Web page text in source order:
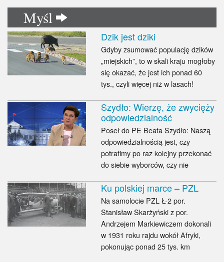
Myśl
Dzik jest dziki
Gdyby zsumować populację dzików
„miejskich”, to w skali kraju mogłoby
się okazać, że jest ich ponad 60
tys., czyli więcej niż w lasach!
Szydło: Wierzę, że zwycięży
odpowiedzialność
Poseł do PE Beata Szydło: Naszą
odpowiedzialnością jest, czy
potrafimy po raz kolejny przekonać
do siebie wyborców, czy nie
Ku polskiej marce – PZL
Na samolocie PZL Ł-2 por.
Stanisław Skarżyński z por.
Andrzejem Markiewiczem dokonali
w 1931 roku rajdu wokół Afryki,
pokonując ponad 25 tys. km